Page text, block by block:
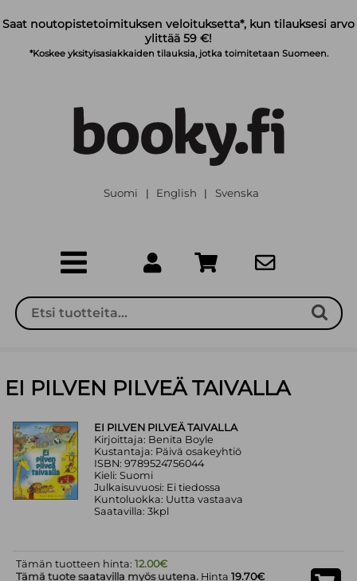
Saat noutopistetoimituksen veloituksetta*, kun tilauksesi arvo
ylittää 59 €!
*Koskee yksityisasiakkaiden tilauksia, jotka toimitetaan Suomeen.
Suomi | English | Svenska
EI PILVEN PILVEÄ TAIVALLA
EI PILVEN PILVEÄ TAIVALLA
Kirjoittaja: Benita Boyle
Kustantaja: Päivä osakeyhtiö
ISBN: 9789524756044
Kieli: Suomi
Julkaisuvuosi: Ei tiedossa
Kuntoluokka: Uutta vastaava
Saatavilla: 3kpl
Tämän tuotteen hinta:12.00€
Tämä tuote saatavilla myös uutena. Hinta19.70€